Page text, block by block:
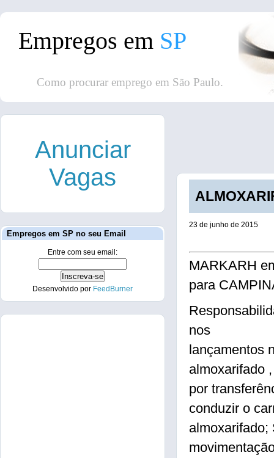
Empregos em SP
Como procurar emprego em São Paulo.
23 de junho de 2015
MARKARH
para
nos
lançamentos
almoxarifado ,
por
conduzir o
almoxarifado;
Anunciar
Vagas
Empregos em SP no seu Email
Entre com seu email:
Desenvolvido por FeedBurner